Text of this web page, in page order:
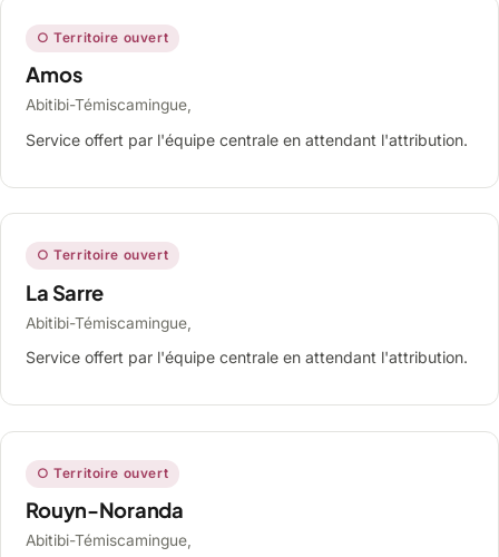
○ Territoire ouvert
Amos
Abitibi-Témiscamingue,
Service offert par l'équipe centrale en attendant l'attribution.
○ Territoire ouvert
La Sarre
Abitibi-Témiscamingue,
Service offert par l'équipe centrale en attendant l'attribution.
○ Territoire ouvert
Rouyn-Noranda
Abitibi-Témiscamingue,